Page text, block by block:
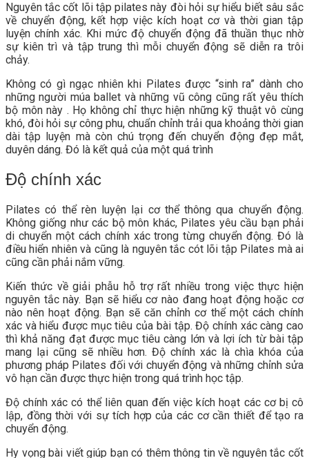
Nguyên tắc cốt lõi tập pilates này đòi hỏi sự hiểu biết sâu sắc
về chuyển động, kết hợp việc kích hoạt cơ và thời gian tập
luyện chính xác. Khi mức độ chuyển động đã thuần thục nhờ
sự kiên trì và tập trung thì mỗi chuyển động sẽ diễn ra trôi
chảy.
Không có gì ngạc nhiên khi Pilates được “sinh ra” dành cho
những người múa ballet và những vũ công cũng rất yêu thích
bộ môn này . Họ không chỉ thực hiện những kỹ thuật vô cùng
khó, đòi hỏi sự công phu, chuẩn chỉnh trải qua khoảng thời gian
dài tập luyện mà còn chú trọng đến chuyển động đẹp mắt,
duyên dáng. Đó là kết quả của một quá trình
Độ chính xác
Pilates có thể rèn luyện lại cơ thể thông qua chuyển động.
Không giống như các bộ môn khác, Pilates yêu cầu bạn phải
di chuyển một cách chính xác trong từng chuyển động. Đó là
điều hiển nhiên và cũng là nguyên tắc cót lõi tập Pilates mà ai
cũng cần phải nắm vững.
Kiến thức về giải phẫu hỗ trợ rất nhiều trong việc thực hiện
nguyên tắc này. Bạn sẽ hiểu cơ nào đang hoạt động hoặc cơ
nào nên hoạt động. Bạn sẽ căn chỉnh cơ thể một cách chính
xác và hiểu được mục tiêu của bài tập. Độ chính xác càng cao
thì khả năng đạt được mục tiêu càng lớn và lợi ích từ bài tập
mang lại cũng sẽ nhiều hơn. Độ chính xác là chìa khóa của
phương pháp Pilates đối với chuyển động và những chỉnh sửa
vô hạn cần được thực hiện trong quá trình học tập.
Độ chính xác có thể liên quan đến việc kích hoạt các cơ bị cô
lập, đồng thời với sự tích hợp của các cơ cần thiết để tạo ra
chuyển động.
Hy vọng bài viết giúp bạn có thêm thông tin về nguyên tắc cốt